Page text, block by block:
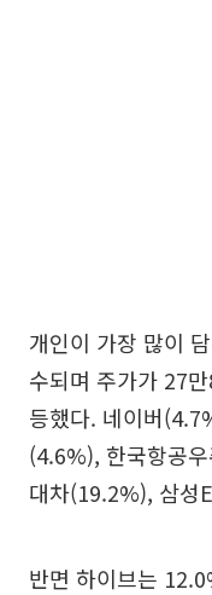
개인이 가장 많이
수되며 주가가 27
등했다. 네이버
(4.6%), 한국항공
대차(19.2%), 삼성
반면 하이브는